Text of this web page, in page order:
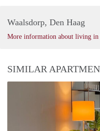
Waalsdorp, Den Haag
More information about living in
SIMILAR